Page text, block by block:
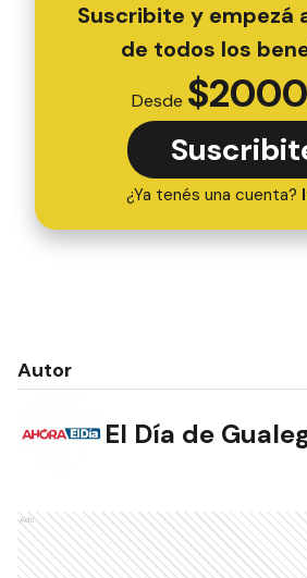
Suscribite y empezá
de todos los
Desde $2000
¿Ya tenés una cuenta?
Autor
El Día de
Ads